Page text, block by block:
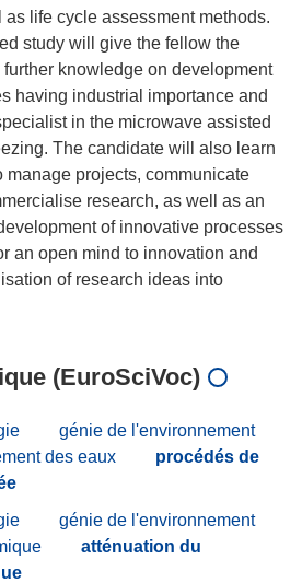
life cycle assessment methods.
study will give the fellow the
knowledge on development
having industrial importance and
in the microwave assisted
The candidate will also learn
manage projects, communicate
research, as well as an
of innovative processes
an open mind to innovation and
of research ideas into
(EuroSciVoc)
génie de l'environnement
des eaux
procédés de
génie de l'environnement
atténuation du